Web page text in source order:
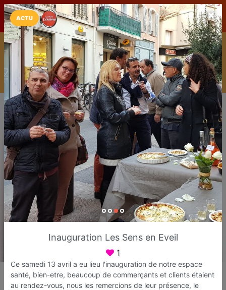
LaCarte LaCarte sur
Play Store
Installez l'App LaCarte
Téléchargez gratuitement l'app LaCarte pour suivre vos
commerces favoris et ne rien rater !
Télécharger Plus tard
Les Sens en Eveil
Shiatsu Luxopuncture
ACTU
Inauguration Les Sens en Eveil
1
Ce samedi 13 avril a eu lieu l'inauguration de notre espace
santé, bien-etre, beaucoup de commerçants et clients étaient
au rendez-vous, nous les remercions de leur présence, le